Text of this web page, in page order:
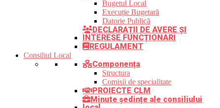
Bugetul Local
Execuție Bugetară
Datorie Publică
DECLARAȚII DE AVERE ȘI
INTERESE FUNCȚIONARI
REGULAMENT
Consiliul Local
Componența
Structura
Comisii de specialitate
PROIECTE CLM
Minute ședințe ale consiliului